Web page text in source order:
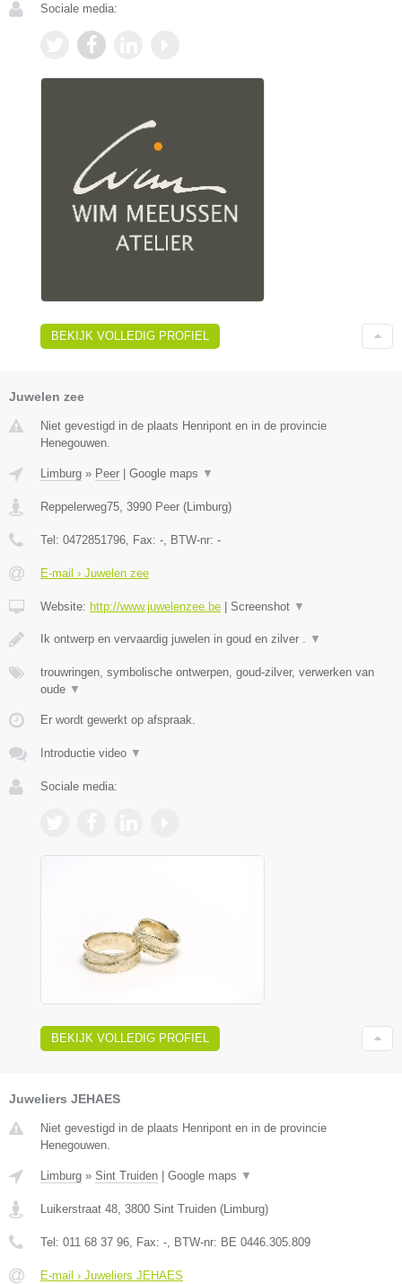
Sociale media:
BEKIJK VOLLEDIG PROFIEL
Juwelen zee
Niet gevestigd in de plaats Henripont en in de provincie
Henegouwen.
Limburg » Peer | Google maps ▼
Reppelerweg75 3990 Peer (Limburg)
Tel: 0472851796 , Fax: - , BTW-nr: -
E-mail › Juwelen zee
Website: http://www.juwelenzee.be | Screenshot ▼
Ik ontwerp en vervaardig juwelen in goud en zilver . ▼
trouwringen, symbolische ontwerpen, goud-zilver, verwerken van
oude ▼
Er wordt gewerkt op afspraak.
Introductie video ▼
Sociale media:
BEKIJK VOLLEDIG PROFIEL
Juweliers JEHAES
Niet gevestigd in de plaats Henripont en in de provincie
Henegouwen.
Limburg » Sint Truiden Google maps ▼
Luikerstraat 48, 3800 Sint Truiden (Limburg)
Tel: 011 68 37 96, Fax: -, BTW-nr: BE 0446.305.809
E-mail › Juweliers JEHAES